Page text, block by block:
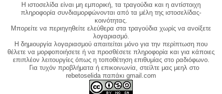
Η ιστοσελίδα είναι μη εμπορική, τα τραγούδια και η αντίστοιχη
πληροφορία συνδιαμορφώνονται από τα μέλη της ιστοσελίδας-
κοινότητας.
Μπορείτε να περιηγηθείτε ελεύθερα στα τραγούδια χωρίς να ανοίξετε
λογαριασμό.
Η δημιουργία λογαριασμού απαιτείται μόνο για την περίπτωση που
θέλετε να μορφοποιήσετε ή να προσθέσετε πληροφορία και για κάποιες
επιπλέον λειτουργίες όπως η τοποθέτηση επιθυμίας στο ραδιόφωνο.
Για τυχόν προβλήματα ή επικοινωνία, στείλτε μας μεηλ στο
rebetoselida παπάκι gmail.com